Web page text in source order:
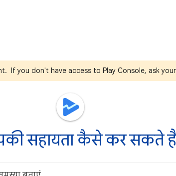
If you don't have access to Play Console, ask
सहायता कैसे कर सकते